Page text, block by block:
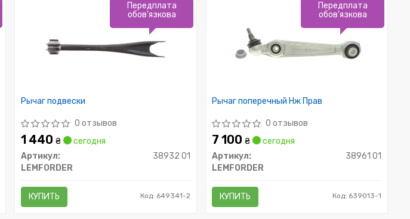
Рычаг подвески
0 отзывов
1 440₴
сегодня
Артикул:
38932 01
LEMFORDER
КУПИТЬ Код: 649341-2
Передплата
обов'язкова
Рычаг поперечный Нж Прав
0 отзывов
7 100₴
сегодня
Артикул:
38961 01
LEMFORDER
КУПИТЬ Код: 639013-1
Передплата
обов'язкова